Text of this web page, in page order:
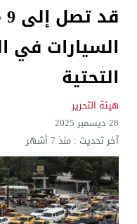
العراق:
بينهم
نفوق
السيارات في
التحتية
هيئة التحرير
28 ديسمبر 2025
آخر تحديث :منذ 7 أشهر